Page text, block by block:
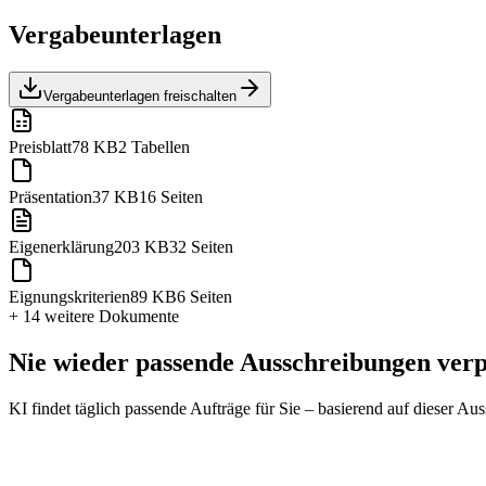
Vergabeunterlagen
Vergabeunterlagen freischalten
Preisblatt78 KB2 Tabellen
Präsentation37 KB16 Seiten
Eigenerklärung203 KB32 Seiten
Eignungskriterien89 KB6 Seiten
+ 14 weitere Dokumente
Nie wieder passende Ausschreibungen
KI findet täglich passende Aufträge für Sie – basierend auf dieser